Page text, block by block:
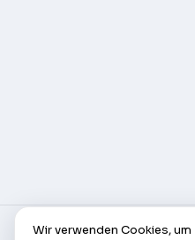
Wir verwenden Cookies,